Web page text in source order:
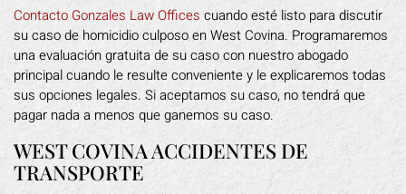
Contacto Gonzales Law Offices cuando esté listo para discutir
su caso de homicidio culposo en West Covina. Programaremos
una evaluación gratuita de su caso con nuestro abogado
principal cuando le resulte conveniente y le explicaremos todas
sus opciones legales. Si aceptamos su caso, no tendrá que
pagar nada a menos que ganemos su caso.
WEST COVINA ACCIDENTES DE
TRANSPORTE